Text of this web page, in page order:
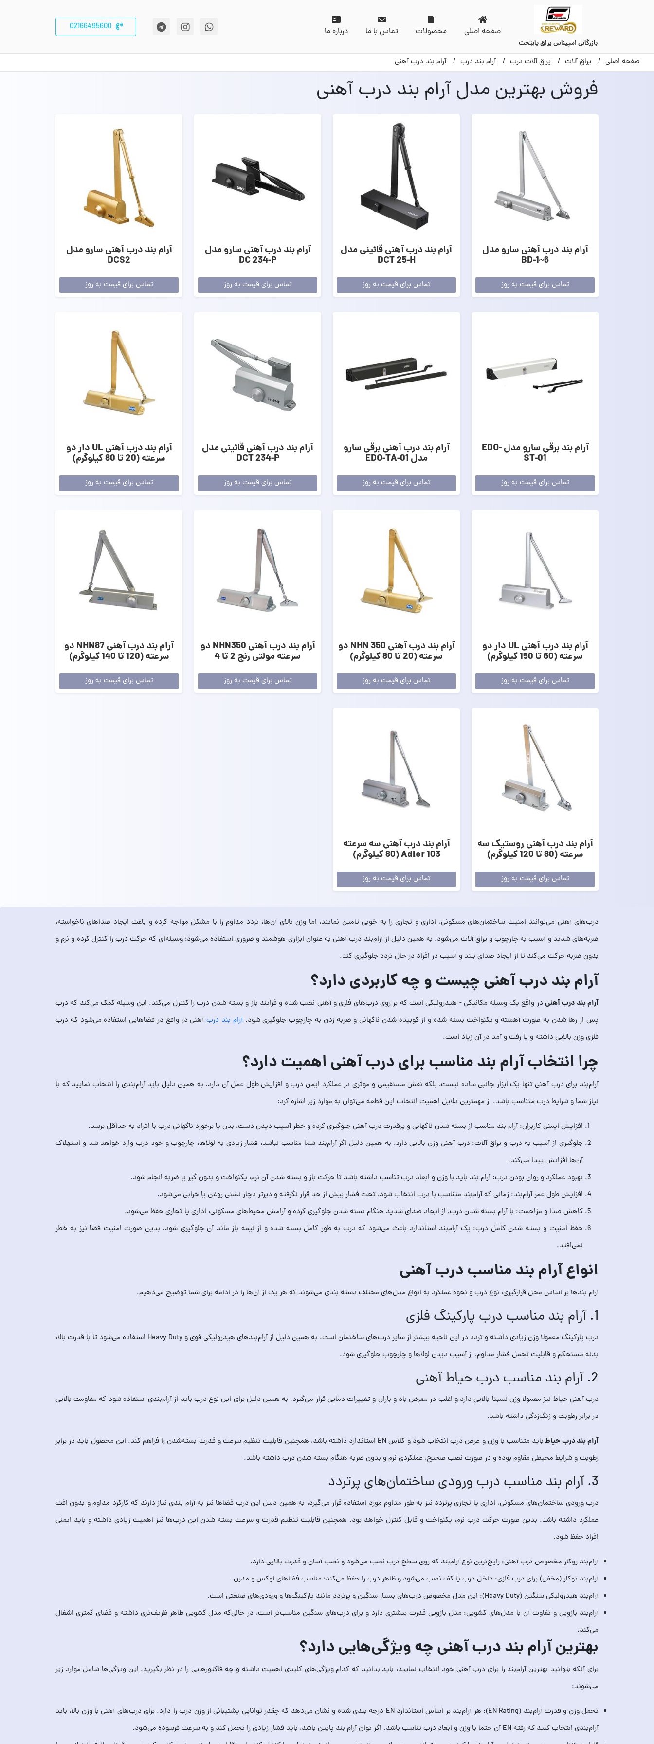
بازرگانی اسپیناس یراق پایتخت
صفحه اصلی محصولات تماس با ما درباره ما 02166495600
صفحه اصلی یراق آلات یراق آلات درب آرام بند درب آرام بند درب آهنی
فروش بهترین مدل آرام بند درب آهنی
آرام بند درب آهنی سارو مدل
BD-1~6
تماس برای قیمت به روز
آرام بند درب آهنی قائینی مدل
DCT 25-H
تماس برای قیمت به روز
آرام بند درب آهنی سارو مدل
DC 234-P
تماس برای قیمت به روز
آرام‌ بند درب آهنی سارو مدل
DCS2
تماس برای قیمت به روز
آرام بند برقی سارو مدل EDO-
ST-01
تماس برای قیمت به روز
آرام بند درب آهنی برقی سارو
مدل EDO-TA-01
تماس برای قیمت به روز
آرام بند درب آهنی قائینی مدل
DCT 234-P
تماس برای قیمت به روز
آرام بند درب آهنی UL دار دو
سرعته (20 تا 80 کیلوگرم)
تماس برای قیمت به روز
آرام بند درب آهنی UL دار دو
سرعته (60 تا 150 کیلوگرم)
تماس برای قیمت به روز
آرام بند درب آهنی 350 NHN دو
سرعته (20 تا 80 کیلوگرم)
تماس برای قیمت به روز
آرام بند درب آهنی NHN350 دو
سرعته مولتی رنج 2 تا 4
تماس برای قیمت به روز
آرام بند درب آهنی NHN87 دو
سرعته (120 تا 140 کیلوگرم)
تماس برای قیمت به روز
آرام بند درب آهنی روستیک سه
سرعته (80 تا 120 کیلوگرم)
تماس برای قیمت به روز
آرام بند درب آهنی سه سرعته
Adler 103 (80 کیلوگرم)
تماس برای قیمت به روز
درب‌های آهنی می‌توانند امنیت ساختمان‌های مسکونی، اداری و تجاری را به خوبی تامین نمایند، اما وزن بالای آن‌ها، تردد مداوم را با مشکل مواجه کرده و باعث ایجاد صداهای ناخواسته،
ضربه‌های شدید و آسیب به چارچوب و یراق آلات می‌شود. به همین دلیل از آرام‌بند درب آهنی به عنوان ابزاری هوشمند و ضروری استفاده می‌شود؛ وسیله‌ای که حرکت درب را کنترل کرده و نرم و
بدون ضربه حرکت می‌کند تا از ایجاد صدای بلند و آسیب در افراد در حال تردد جلوگیری کند.
آرام‌ بند درب آهنی چیست و چه کاربردی دارد؟
آرام‌ بند درب آهنی در واقع یک وسیله مکانیکی - هیدرولیکی است که بر روی درب‌های فلزی و آهنی نصب شده و فرایند باز و بسته شدن درب را کنترل می‌کند. این وسیله کمک می‌کند که درب
پس از رها شدن به صورت آهسته و یکنواخت بسته شده و از کوبیده شدن ناگهانی و ضربه زدن به چارچوب جلوگیری شود.آرام‌ بند دربآهنی در واقع در فضاهایی استفاده می‌شود که درب
فلزی وزن بالایی داشته و یا رفت و آمد در آن زیاد است.
چرا انتخاب آرام‌ بند مناسب برای درب آهنی اهمیت دارد؟
آرام‌بند برای درب آهنی تنها یک ابزار جانبی ساده نیست، بلکه نقش مستقیمی و موثری در عملکرد ایمن درب و افزایش طول عمل آن دارد. به همین دلیل باید آرام‌بندی را انتخاب نمایید که با
نیاز شما و شرایط درب متناسب باشد. از مهمترین دلایل اهمیت انتخاب این قطعه می‌توان به موارد زیر اشاره کرد:
افزایش ایمنی کاربران: آرام بند مناسب از بسته شدن ناگهانی و پرقدرت درب آهنی جلوگیری کرده و خطر آسیب دیدن دست، بدن یا برخورد ناگهانی درب با افراد به حداقل برسد.
جلوگیری از آسیب به درب و یراق آلات: درب آهنی وزن بالایی دارد، به همین دلیل اگر آرام‌بند شما مناسب نباشد، فشار زیادی به لولاها، چارچوب و خود درب وارد خواهد شد و استهلاک
آن‌ها افزایش پیدا می‌کند.
بهبود عملکرد و روان بودن درب: آرام بند باید با وزن و ابعاد درب تناسب داشته باشد تا حرکت باز و بسته شدن آن نرم، یکنواخت و بدون گیر یا ضربه انجام شود.
افزایش طول عمر آرام‌بند: زمانی که آرام‌بند متناسب با درب انتخاب شود، تحت فشار بیش از حد قرار نگرفته و دیرتر دچار نشتی روغن یا خرابی می‌شود.
کاهش صدا و مزاحمت: با آرام بسته شدن درب، از ایجاد صدای شدید هنگام بسته شدن جلوگیری کرده و آرامش محیط‌های مسکونی، اداری یا تجاری حفظ می‌شود.
حفظ امنیت و بسته شدن کامل درب: یک آرام‌بند استاندارد باعث می‌شود که درب به طور کامل بسته شده و از نیمه باز ماند آن جلوگیری شود. بدین صورت امنیت فضا نیز به خطر
نمی‌افتد.
انواع آرام‌ بند مناسب درب آهنی
آرام بندها بر اساس محل قرارگیری، نوع درب و نحوه عملکرد به انواع مدل‌های مختلف دسته بندی می‌شوند که هر یک از آن‌ها را در ادامه برای شما توضیح می‌دهیم.
1. آرام‌ بند مناسب درب پارکینگ فلزی
درب پارکینگ معمولا وزن زیادی داشته و تردد در این ناحیه بیشتر از سایر درب‌های ساختمان است. به همین دلیل از آرام‌بندهای هیدرولیکی قوی و Heavy Duty استفاده می‌شود تا با قدرت بالا،
بدنه مستحکم و قابلیت تحمل فشار مداوم، از آسیب دیدن لولاها و چارچوب جلوگیری شود.
2. آرام‌ بند مناسب درب حیاط آهنی
درب آهنی حیاط نیز معمولا وزن نسبتا بالایی دارد و اغلب در معرض باد و باران و تغییرات دمایی قرار می‌گیرد. به همین دلیل برای این نوع درب باید از آرام‌بندی استفاده شود که مقاومت بالایی
در برابر رطوبت و زنگ‌زدگی داشته باشد.
آرام‌ بند درب حیاط
باید متناسب با وزن و عرض درب انتخاب شود و کلاس EN استاندارد داشته باشد، همچنین قابلیت تنظیم سرعت و قدرت بسته‌شدن را فراهم کند. این محصول باید در برابر
رطوبت و شرایط محیطی مقاوم بوده و در صورت نصب صحیح، عملکردی نرم و بدون ضربه هنگام بسته شدن درب داشته باشد.
3. آرام‌ بند مناسب درب ورودی ساختمان‌های پرتردد
درب ورودی ساختمان‌های مسکونی، اداری یا تجاری پرتردد نیز به طور مداوم مورد استفاده قرار می‌گیرد، به همین دلیل این درب فضاها نیز به آرام بندی نیاز دارند که کارکرد مداوم و بدون افت
عملکرد داشته باشد. بدین صورت حرکت درب نرم، یکنواخت و قابل کنترل خواهد بود. همچنین قابلیت تنظیم قدرت و سرعت بسته شدن این درب‌ها نیز اهمیت زیادی داشته و باید ایمنی
افراد حفظ شود.
آرام‌بند روکار مخصوص درب آهنی: رایج‌ترین نوع آرام‌بند که روی سطح درب نصب می‌شود و نصب آسان و قدرت بالایی دارد.
آرام‌بند توکار (مخفی) برای درب فلزی: داخل درب یا کف نصب می‌شود و ظاهر درب را حفظ می‌کند؛ مناسب فضاهای لوکس و مدرن.
آرام‌بند هیدرولیکی سنگین (Heavy Duty): این مدل مخصوص درب‌های بسیار سنگین و پرتردد مانند پارکینگ‌ها و ورودی‌های صنعتی است.
آرام‌بند بازویی و تفاوت آن با مدل‌های کشویی: مدل بازویی قدرت بیشتری دارد و برای درب‌های سنگین مناسب‌تر است، در حالی‌که مدل کشویی ظاهر ظریف‌تری داشته و فضای کمتری اشغال
می‌کند.
بهترین آرام‌ بند درب آهنی چه ویژگی‌هایی دارد؟
برای آنکه بتوانید بهترین آرام‌بند را برای درب آهنی خود انتخاب نمایید، باید بدانید که کدام ویژگی‌های کلیدی اهمیت داشته و چه فاکتورهایی را در نظر بگیرید. این ویژگی‌ها شامل موارد زیر
می‌شوند:
تحمل وزن و قدرت آرام‌بند (EN Rating): هر آرام‌بند بر اساس استاندارد EN درجه بندی شده و نشان می‌دهد که چقدر توانایی پشتیبانی از وزن درب را دارد. برای درب‌های آهنی با وزن بالا، باید
آرام‌بندی انتخاب کنید که رفته EN آن حتما با وزن و ابعاد درب تناسب باشد. اگر توان آرام بند پایین باشد، باید فشار زیادی را تحمل کند و به سرعت فرسوده می‌شود.